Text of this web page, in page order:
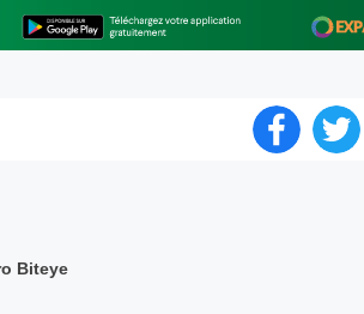
Biteye